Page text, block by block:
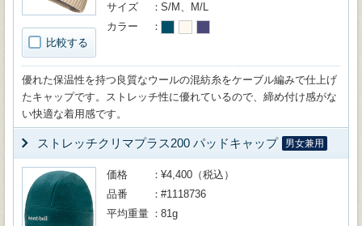
比較する
サイズ
S/M、M/L
カラー
優れた保温性を持つ良質なウールの混紡糸をケーブル編みで仕上げ
たキャップです。ストレッチ性に優れているので、締め付け感がな
い快適な着用感です。
ストレッチクリマプラス200 パッドキャップ 男女兼用
価格
¥4,400（税込）
品番
#1118736
平均重量
81g